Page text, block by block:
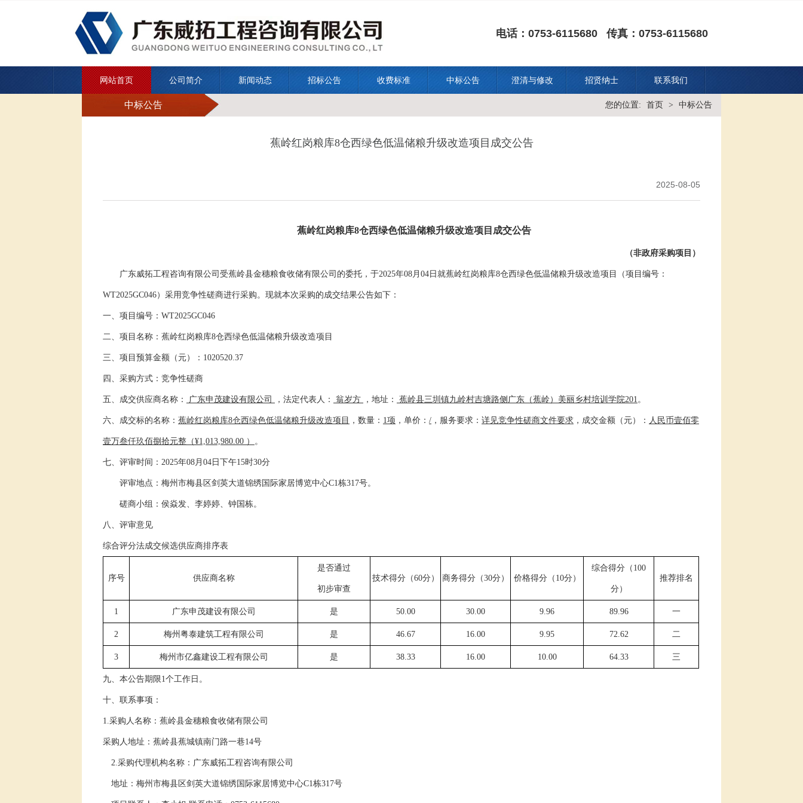
电话：0753-6115680 传真：0753-6115680
网站首页 公司简介 新闻动态 招标公告 收费标准 中标公告 澄清与修改 招贤纳士 联系我们
中标公告 您的位置: 首页 > 中标公告
蕉岭红岗粮库8仓西绿色低温储粮升级改造项目成交公告
2025-08-05
蕉岭红岗粮库8仓西绿色低温储粮升级改造项目成交公告
（非政府采购项目）
广东威拓工程咨询有限公司受蕉岭县金穗粮食收储有限公司 的委托，于2025年08月04日就蕉岭红岗粮库8仓西绿色低温储粮升级改造项目 （项目编号：
WT2025GC046）采用竞争性磋商进行采购。现就本次采购的成交结果公告如下：
一、项目编号：WT2025GC046
二、项目名称： 蕉岭红岗粮库8仓西绿色低温储粮升级改造项目
三、项目预算金额（元）： 1020520.37
四、采购方式：竞争性磋商
五、成交供应商名称： 广东申茂建设有限公司 ，法定代表人： 翁岁方 ，地址： 蕉岭县三圳镇九岭村吉塘路侧广东（蕉岭）美丽乡村培训学院201。
六、成交标的名称： 蕉岭红岗粮库8仓西绿色低温储粮升级改造项目 ，数量： 1项 ，单价： / ，服务要求： 详见竞争性磋商文件要求 ，成交金额（元）： 人民币壹佰零
壹万叁仟玖佰捌拾元整（¥1,013,980.00 ） 。
七、评审时间： 2025年08月04 日下午15时30分
评审地点：梅州市梅县区剑英大道锦绣国际家居博览中心C1栋317号。
磋商小组：侯焱发、李婷婷、钟国栋。
八、评审意见
综合评分法成交候选供应商排序表
序号 供应商名称
是否通过
初步审查
技术得分（60分） 商务得分（30分） 价格得分（ 10分）
综合得分（ 100
分）
推荐排名
1 广东申茂建设有限公司 是 50.00 30.00 9.96 89.96 一
2 梅州粤泰建筑工程有限公司 是 46.67 16.00 9.95 72.62 二
3 梅州市亿鑫建设工程有限公司 是 38.33 16.00 10.00 64.33 三
九、本公告期限1个工作日。
十、联系事项：
1.采购人名称： 蕉岭县金穗粮食收储有限公司
采购人地址：蕉岭县蕉城镇南门路一巷14号
2.采购代理机构名称：广东威拓工程咨询有限公司
地址：梅州市梅县区剑英大道锦绣国际家居博览中心C1栋317号